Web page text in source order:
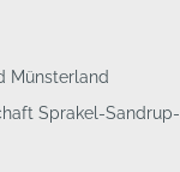
Münsterland
Sprakel-Sandrup-